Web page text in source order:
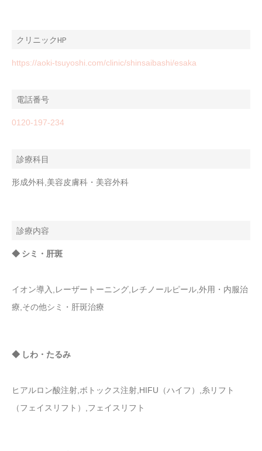
クリニックHP
https://aoki-tsuyoshi.com/clinic/shinsaibashi/esaka
電話番号
0120-197-234
診療科目
形成外科,美容皮膚科・美容外科
診療内容
◆ シミ・肝斑
イオン導入,レーザートーニング,レチノールピール,外用・内服治
療,その他シミ・肝斑治療
◆ しわ・たるみ
ヒアルロン酸注射,ボトックス注射,HIFU（ハイフ）,糸リフト
（フェイスリフト）,フェイスリフト